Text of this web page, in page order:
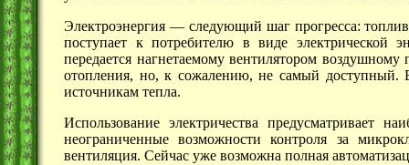
Электроэнергия —следующий шаг прогресса:
поступает к потребителю в виде электрической
передается нагнетаемому вентилятором
отопления, но, к сожалению, не самый доступный.
источникам тепла.
Использование электричества предусматривает
неограниченные возможности контроля за
вентиляция. Сейчас уже возможна полная